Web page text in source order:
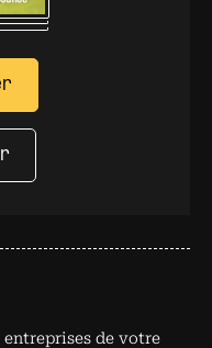
entreprises de votre